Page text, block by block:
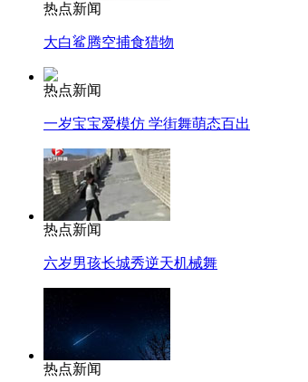
热点新闻
大白鲨腾空捕食猎物
热点新闻
一岁宝宝爱模仿 学街舞萌态百出
热点新闻
六岁男孩长城秀逆天机械舞
热点新闻